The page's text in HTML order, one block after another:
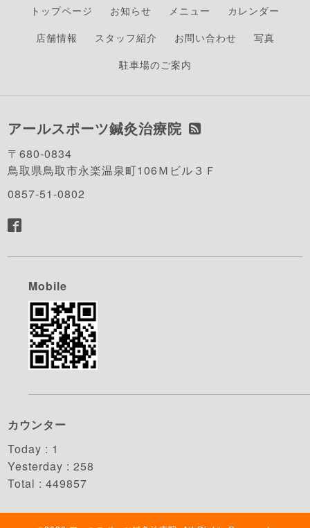
トップページ お知らせ メニュー
カレンダー
店舗情報
スタッフ紹介 お問い合わせ
写真
駐車場のご案内
アールスポーツ鍼灸治療院
〒680-0834
鳥取県鳥取市永楽温泉町106Ｍビル３Ｆ
0857-51-0802
Mobile
カウンター
Today : 1
Yesterday :258
Total :449857